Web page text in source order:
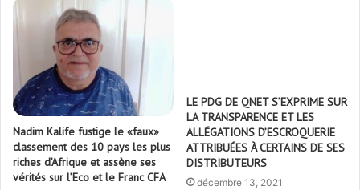
Nadim Kalife fustige le «faux»
classement des 10 pays les plus
riches d’Afrique et assène ses
vérités sur l’Eco et le Franc CFA
LE PDG DE QNET S’EXPRIME SUR
LA TRANSPARENCE ET LES
ALLÉGATIONS D’ESCROQUERIE
ATTRIBUÉES À CERTAINS DE SES
DISTRIBUTEURS
décembre 13, 2021